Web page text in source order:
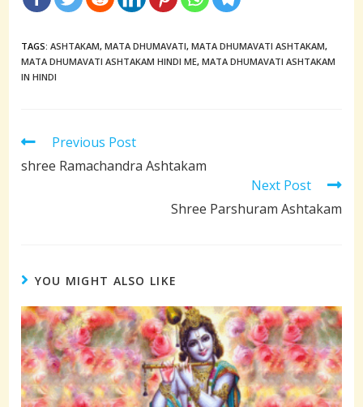
TAGS:ASHTAKAM, MATA DHUMAVATI, MATA DHUMAVATI ASHTAKAM,
MATA DHUMAVATI ASHTAKAM HINDI ME, MATA DHUMAVATI ASHTAKAM
IN HINDI
Read
articles
Previous Post
shree Ramachandra Ashtakam
Next Post
Shree Parshuram Ashtakam
YOU MIGHT ALSO LIKE